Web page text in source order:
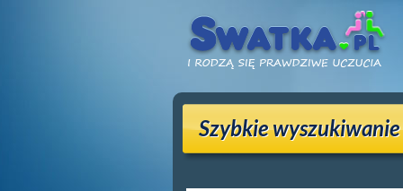
Szybkie wyszukiwanie